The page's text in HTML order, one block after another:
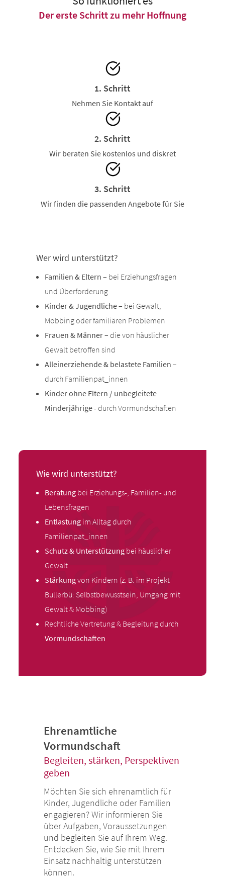
Der erste Schritt zu mehr Hoffnung
1. Schritt
Nehmen Sie Kontakt auf
2. Schritt
Wir beraten Sie kostenlos und diskret
3. Schritt
Wir finden die passenden Angebote für Sie
Wer wird unterstützt?
Familien & Eltern – bei Erziehungsfragen
und Überforderung
Kinder & Jugendliche– bei Gewalt,
Mobbing oder familiären Problemen
Frauen & Männer– die von häuslicher
Gewalt betroffen sind
Alleinerziehende & belastete Familien –
durch Familienpat_innen
Kinder ohne Eltern / unbegleitete
Minderjährige- durch Vormundschaften
Wie wird unterstützt?
Beratungbei Erziehungs-, Familien- und
Lebensfragen
Entlastungim Alltag durch
Familienpat_innen
Schutz & Unterstützungbei häuslicher
Gewalt
Stärkungvon Kindern (z. B. im Projekt
Bullerbü: Selbstbewusstsein, Umgang mit
Gewalt & Mobbing)
Rechtliche Vertretung & Begleitung durch
Vormundschaften
Ehrenamtliche
Vormundschaft
Begleiten, stärken, Perspektiven
geben
Möchten Sie sich ehrenamtlich für
Kinder, Jugendliche oder Familien
engagieren? Wir informieren Sie
über Aufgaben, Voraussetzungen
und begleiten Sie auf Ihrem Weg.
Entdecken Sie, wie Sie mit Ihrem
Einsatz nachhaltig unterstützen
können.